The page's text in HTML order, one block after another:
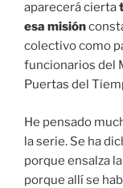
aparecerá cierta
esa misión
colectivo como
funcionarios del
Puertas del
He pensado
la serie. Se ha
porque ensalza
porque allí se